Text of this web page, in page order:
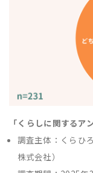
「くらしに関するア
調査主体：くらひ
株式会社）